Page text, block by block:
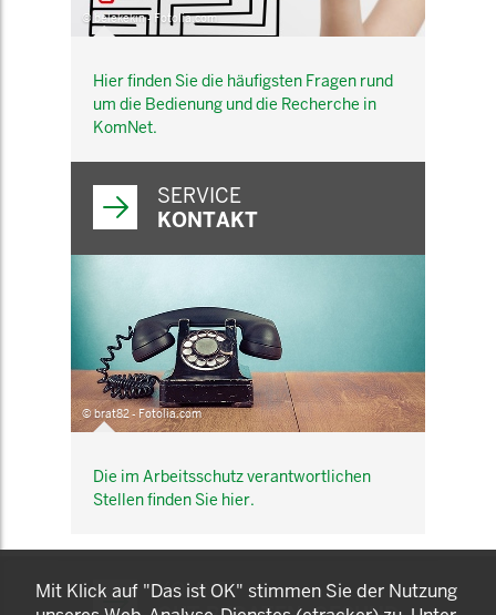
© belekekin - Fotolia.com
Hier finden Sie die häufigsten Fragen rund
um die Bedienung und die Recherche in
KomNet.
SERVICE
KONTAKT
© brat82 - Fotolia.com
Die im Arbeitsschutz verantwortlichen
Stellen finden Sie hier.
KOMNET
Mit Klick auf "Das ist OK" stimmen Sie der Nutzung